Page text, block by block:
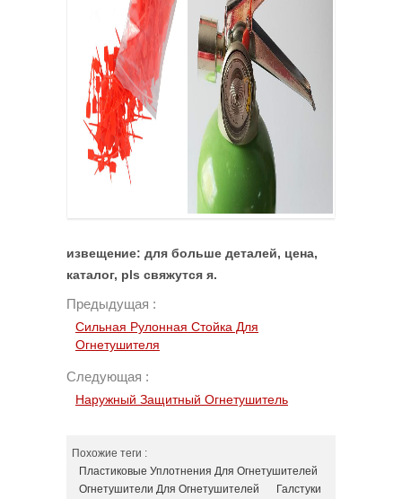
извещение: для больше деталей, цена,
каталог, pls свяжутся я.
Предыдущая :
Сильная Рулонная Стойка Для
Огнетушителя
Следующая :
Наружный Защитный Огнетушитель
Похожие теги :
Пластиковые Уплотнения Для Огнетушителей
Огнетушители Для Огнетушителей
Галстуки